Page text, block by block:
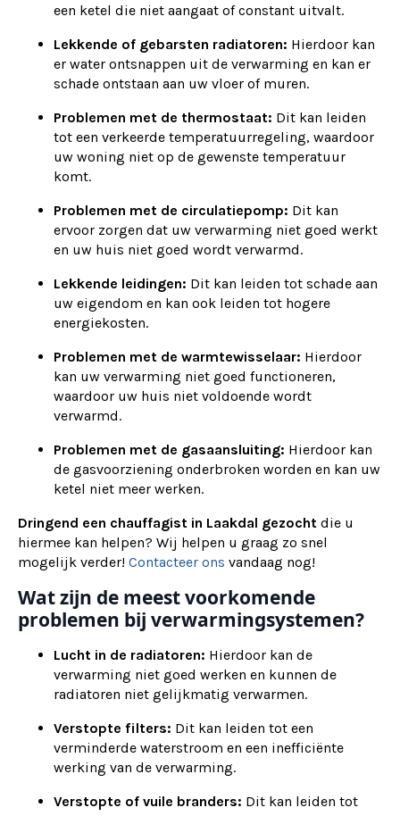
een ketel die niet aangaat of constant uitvalt.
Lekkende of gebarsten radiatoren: Hierdoor kan
er water ontsnappen uit de verwarming en kan er
schade ontstaan aan uw vloer of muren.
Problemen met de thermostaat: Dit kan leiden
tot een verkeerde temperatuurregeling, waardoor
uw woning niet op de gewenste temperatuur
komt.
Problemen met de circulatiepomp: Dit kan
ervoor zorgen dat uw verwarming niet goed werkt
en uw huis niet goed wordt verwarmd.
Lekkende leidingen: Dit kan leiden tot schade aan
uw eigendom en kan ook leiden tot hogere
energiekosten.
Problemen met de warmtewisselaar: Hierdoor
kan uw verwarming niet goed functioneren,
waardoor uw huis niet voldoende wordt
verwarmd.
Problemen met de gasaansluiting: Hierdoor kan
de gasvoorziening onderbroken worden en kan uw
ketel niet meer werken.
Dringend een chauffagist in Laakdal gezocht die u
hiermee kan helpen? Wij helpen u graag zo snel
mogelijk verder! Contacteer ons vandaag nog!
Wat zijn de meest voorkomende
problemen bij verwarmingsystemen?
Lucht in de radiatoren: Hierdoor kan de
verwarming niet goed werken en kunnen de
radiatoren niet gelijkmatig verwarmen.
Verstopte filters: Dit kan leiden tot een
verminderde waterstroom en een inefficiënte
werking van de verwarming.
Verstopte of vuile branders: Dit kan leiden tot